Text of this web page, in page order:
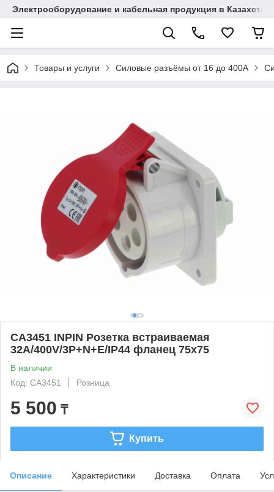
Электрооборудование и кабельная продукция в
Товары и услуги Силовые разъёмы от 16 до 400A
CA3451 INPIN Розетка встраиваемая
32A/400V/3P+N+E/IP44 фланец 75x75
В наличии
Код: CA3451
Розница
5 500 ₸
Купить
Описание Характеристики Доставка Оплата